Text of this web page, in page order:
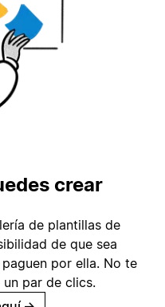
crear
de plantillas de
de que sea
por ella. No te
par de clics.